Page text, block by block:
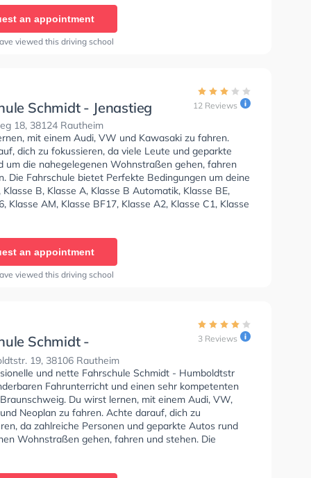
der Schule. In der Fahrschule Schmidt -Jenastieg Sie
Termin online anfragen.
an appointment
viewed this driving school
Schmidt - Jenastieg
18, 38124 Rautheim
12 Reviews
mit einem Audi, VW und Kawasaki zu fahren.
dich zu fokussieren, da viele Leute und geparkte
um die nahegelegenen Wohnstraßen gehen, fahren
Die Fahrschule bietet Perfekte Bedingungen um deine
Klasse B, Klasse A, Klasse B Automatik, Klasse BE,
Klasse AM, Klasse BF17, Klasse A2, Klasse C1, Klasse
C, Klasse CE, Klasse D1, Klasse DE1, Klasse D, Klasse
der Schule. In der Fahrschule Schmidt - Jenastieg
einen Termin online anfragen.
an appointment
viewed this driving school
Schmidt -
19, 38106 Rautheim
3 Reviews
und nette Fahrschule Schmidt - Humboldtstr
Fahrunterricht und einen sehr kompetenten
Du wirst lernen, mit einem Audi, VW,
Neoplan zu fahren. Achte darauf, dich zu
da zahlreiche Personen und geparkte Autos rund
Wohnstraßen gehen, fahren und stehen. Die
bietet Herausragende Bedingungen um deine Klasse